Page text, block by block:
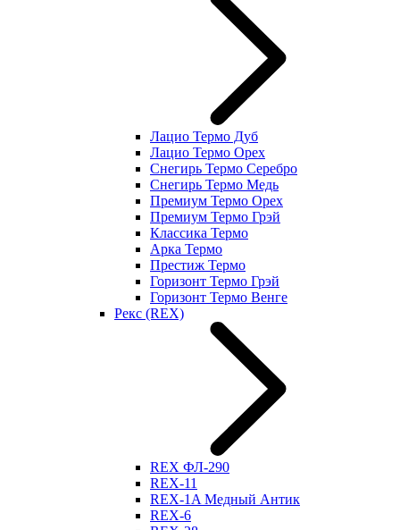
Лацио Термо Дуб
Лацио Термо Орех
Снегирь Термо Серебро
Снегирь Термо Медь
Премиум Термо Орех
Премиум Термо Грэй
Классика Термо
Арка Термо
Престиж Термо
Горизонт Термо Грэй
Горизонт Термо Венге
Рекс (REX)
REX ФЛ-290
REX-11
REX-1A Медный Антик
REX-6